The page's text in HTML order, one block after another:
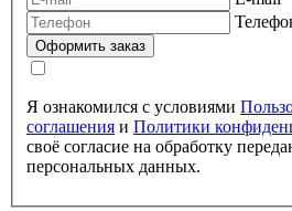
Я ознакомился с условиями
соглашения и Политики
своё согласие на обработку
персональных данных.